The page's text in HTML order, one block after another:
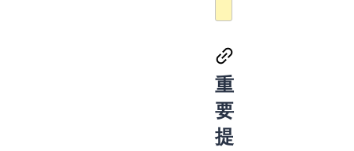
重
要
提